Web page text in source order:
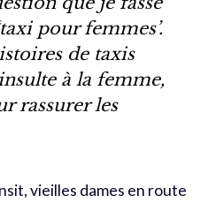
pour femmes’.
de taxis
à la femme,
rassurer les
vieilles dames en route